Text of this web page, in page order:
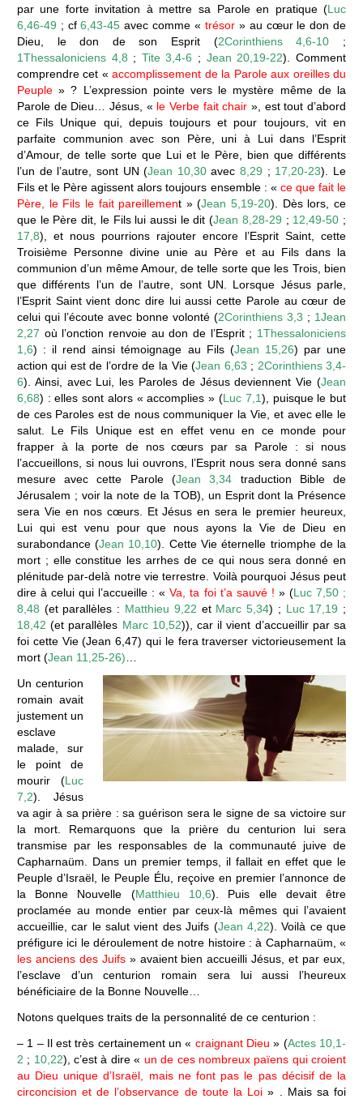
par une forte invitation à mettre sa Parole en pratique (Luc
6,46-49 ; cf6,43-45 avec comme « trésor» au cœur le don de
Dieu, le don de son Esprit (2Corinthiens 4,6-10 ;
1Thessaloniciens 4,8 ; Tite 3,4-6 ; Jean 20,19-22). Comment
comprendre cet «accomplissement de la Parole aux oreilles du
Peuple» ? L’expression pointe vers le mystère même de la
Parole de Dieu… Jésus, « le Verbe fait chair », est tout d’abord
ce Fils Unique qui, depuis toujours et pour toujours, vit en
parfaite communion avec son Père, uni à Lui dans l’Esprit
d’Amour, de telle sorte que Lui et le Père, bien que différents
l’un de l’autre, sont UN (Jean 10,30avec8,29 ; 17,20-23). Le
Fils et le Père agissent alors toujours ensemble : « ce que fait le
Père, le Fils le fait pareillement » (Jean 5,19-20). Dès lors, ce
que le Père dit, le Fils lui aussi le dit (Jean 8,28-29 ; 12,49-50 ;
17,8), et nous pourrions rajouter encore l’Esprit Saint, cette
Troisième Personne divine unie au Père et au Fils dans la
communion d’un même Amour, de telle sorte que les Trois, bien
que différents l’un de l’autre, sont UN. Lorsque Jésus parle,
l’Esprit Saint vient donc dire lui aussi cette Parole au cœur de
celui qui l’écoute avec bonne volonté (2Corinthiens 3,3 ; 1Jean
2,27 où l’onction renvoie au don de l’Esprit ; 1Thessaloniciens
1,6) : il rend ainsi témoignage au Fils (Jean 15,26) par une
action qui est de l’ordre de la Vie (Jean 6,63 ; 2Corinthiens 3,4-
6). Ainsi, avec Lui, les Paroles de Jésus deviennent Vie (Jean
6,68) : elles sont alors « accomplies » (Luc 7,1), puisque le but
de ces Paroles est de nous communiquer la Vie, et avec elle le
salut. Le Fils Unique est en effet venu en ce monde pour
frapper à la porte de nos cœurs par sa Parole : si nous
l’accueillons, si nous lui ouvrons, l’Esprit nous sera donné sans
mesure avec cette Parole (Jean 3,34 traduction Bible de
Jérusalem ; voir la note de la TOB), un Esprit dont la Présence
sera Vie en nos cœurs. Et Jésus en sera le premier heureux,
Lui qui est venu pour que nous ayons la Vie de Dieu en
surabondance (Jean 10,10). Cette Vie éternelle triomphe de la
mort ; elle constitue les arrhes de ce qui nous sera donné en
plénitude par-delà notre vie terrestre. Voilà pourquoi Jésus peut
dire à celui qui l’accueille : «Va, ta foi t’a sauvé ! » (Luc 7,50 ;
8,48 (et parallèles : Matthieu 9,22 et Marc 5,34) ; Luc 17,19 ;
18,42 (et parallèles Marc 10,52)), car il vient d’accueillir par sa
foi cette Vie (Jean 6,47) qui le fera traverser victorieusement la
mort (Jean 11,25-26)
Un centurion
romain avait
justement un
esclave
malade, sur
le point de
mourir (Luc
7,2). Jésus
va agir à sa prière : sa guérison sera le signe de sa victoire sur
la mort. Remarquons que la prière du centurion lui sera
transmise par les responsables de la communauté juive de
Capharnaüm. Dans un premier temps, il fallait en effet que le
Peuple d’Israël, le Peuple Élu, reçoive en premier l’annonce de
la Bonne Nouvelle (Matthieu 10,6). Puis elle devait être
proclamée au monde entier par ceux-là mêmes qui l’avaient
accueillie, car le salut vient des Juifs (Jean 4,22). Voilà ce que
préfigure ici le déroulement de notre histoire : à Capharnaüm, «
les anciens des Juifs» avaient bien accueilli Jésus, et par eux,
l’esclave d’un centurion romain sera lui aussi l’heureux
bénéficiaire de la Bonne Nouvelle…
Notons quelques traits de la personnalité de ce centurion :
– 1 – Il est très certainement un « craignant Dieu » (Actes 10,1-
2 ; 10,22), c’est à dire « un de ces nombreux païens qui croient
au Dieu unique d’Israël, mais ne font pas le pas décisif de la
circoncision et de l’observance de toute la Loi » . Mais sa foi